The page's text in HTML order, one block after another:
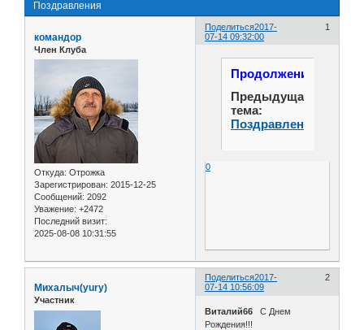
Поздравления
Поделиться 1
2017-
07-14 09:32:00
командор
Член Клуба
Откуда: Отрожка
Зарегистрирован: 2015-12-25
Сообщений: 2092
Уважение: +2472
Последний визит:
2025-08-08 10:31:55
Продолжение...
Предыдущая
тема:
Поздравления
0
Поделиться 2
2017-
07-14 10:56:09
Михалыч(yury)
Участник
Виталий66 С Днем
Рождения!!!